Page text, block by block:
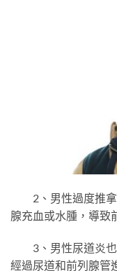
2、男性過度推拿
腺充血或水腫，導致
3、男性尿道炎也
經過尿道和前列腺管